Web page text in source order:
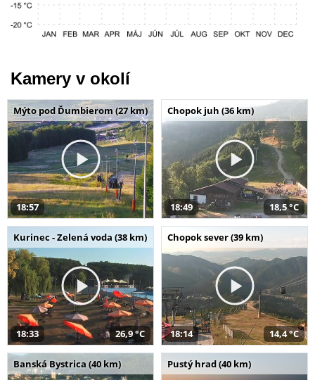
Kamery v okolí
Mýto pod Ďumbierom (27 km)
18:57
Chopok juh (36 km)
18:49 18,5 °C
Kurinec - Zelená voda (38 km)
18:33 26,9 °C
Chopok sever (39 km)
18:14 14,4 °C
Banská Bystrica (40 km) Pustý hrad (40 km)